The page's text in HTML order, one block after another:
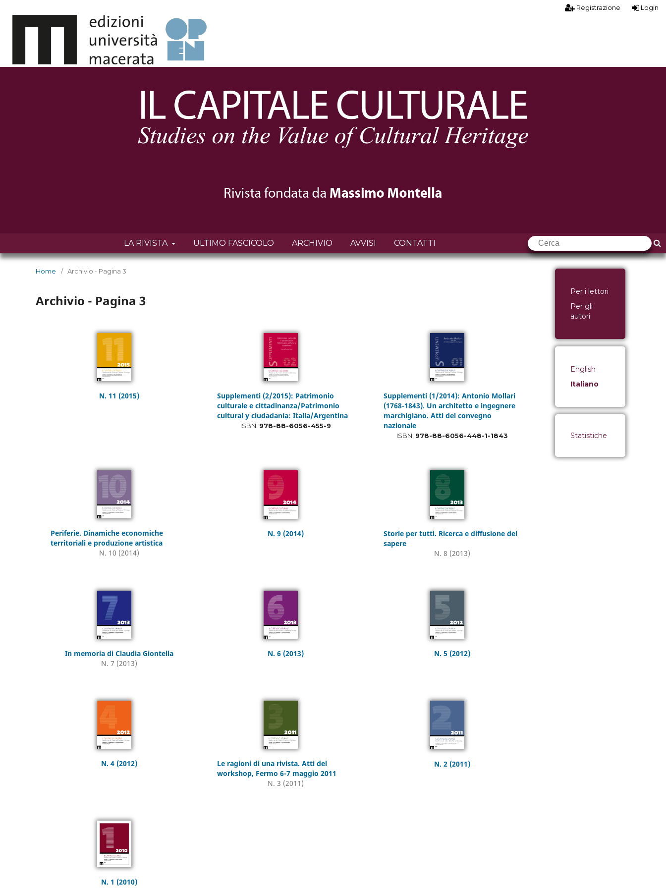
LA RIVISTA ULTIMO FASCICOLO ARCHIVIO AVVISI CONTATTI
Registrazione Login
Home / Archivio - Pagina 3
Archivio - Pagina 3
N. 11 (2015)
Supplementi (2/2015): Patrimonio
culturale e cittadinanza/Patrimonio
cultural y ciudadanía: Italia/Argentina
ISBN: 978-88-6056-455-9
Supplementi (1/2014): Antonio Mollari
(1768-1843). Un architetto e ingegnere
marchigiano. Atti del convegno
nazionale
ISBN: 978-88-6056-448-1-1843
Periferie. Dinamiche economiche
territoriali e produzione artistica
N. 10 (2014)
N. 9 (2014)
Storie per tutti. Ricerca e diffusione del
sapere
N. 8 (2013)
In memoria di Claudia Giontella
N. 7 (2013)
N. 6 (2013) N. 5 (2012)
N. 4 (2012)
Le ragioni di una rivista. Atti del
workshop, Fermo 6-7 maggio 2011
N. 3 (2011)
N. 2 (2011)
N. 1 (2010)
Per i lettori
Per gli
autori
English
Italiano
Statistiche